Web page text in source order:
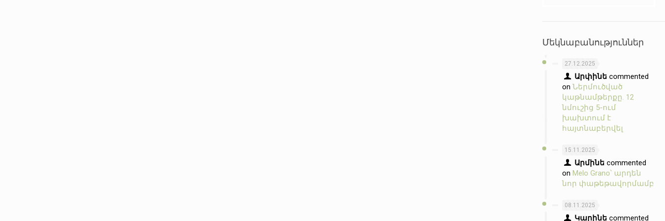
Մեկնաբանություններ
27.12.2025
Արփինե commented
onՆերմուծված
կաթնամթերքը. 12
նմուշից 5-ում
խախտում է
հայտնաբերվել
15.11.2025
Արմինե commented
onMelo Grano՝ արդեն
նոր փաթեթավորմամբ
08.11.2025
Կարինե commented